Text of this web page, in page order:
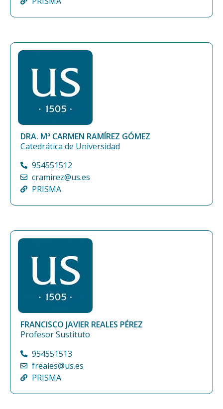
DRA. Mª CARMEN RAMÍREZ GÓMEZ
Catedrática de Universidad
954551512
cramirez@us.es
PRISMA
FRANCISCO JAVIER REALES PÉREZ
Profesor Sustituto
954551513
freales@us.es
PRISMA